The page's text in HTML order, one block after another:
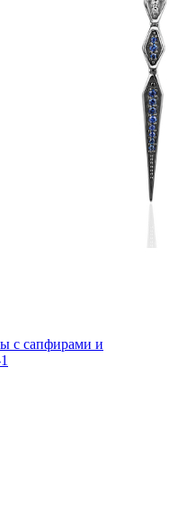
с сапфирами и